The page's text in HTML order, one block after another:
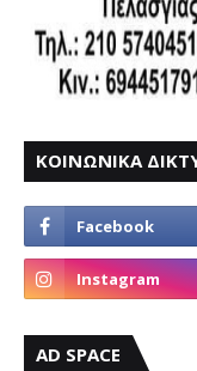
ΚΟΙΝΩΝΙΚΑ
AD SPACE